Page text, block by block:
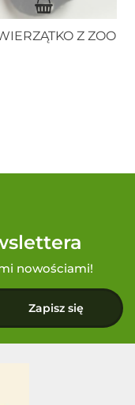
Z ZOO
nowościami!